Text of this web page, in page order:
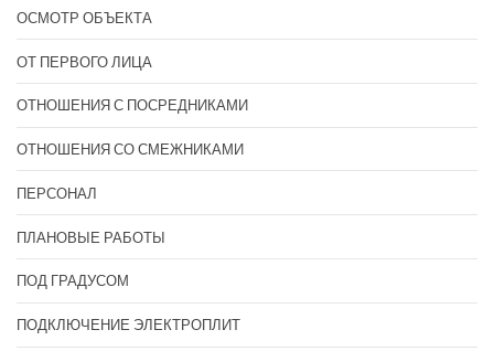
ОСМОТР ОБЪЕКТА
ОТ ПЕРВОГО ЛИЦА
ОТНОШЕНИЯ С ПОСРЕДНИКАМИ
ОТНОШЕНИЯ СО СМЕЖНИКАМИ
ПЕРСОНАЛ
ПЛАНОВЫЕ РАБОТЫ
ПОД ГРАДУСОМ
ПОДКЛЮЧЕНИЕ ЭЛЕКТРОПЛИТ